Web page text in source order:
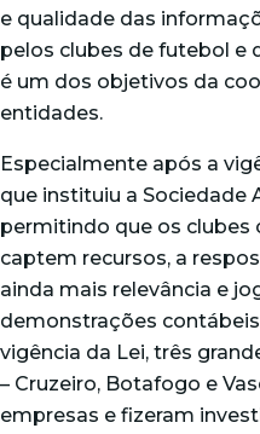
e qualidade das
pelos clubes de futebol e
é um dos objetivos da
entidades.
Especialmente após a
que instituiu a Sociedade
permitindo que os
captem recursos, a
ainda mais relevância e
demonstrações
vigência da Lei, três
– Cruzeiro, Botafogo e
empresas e fizeram